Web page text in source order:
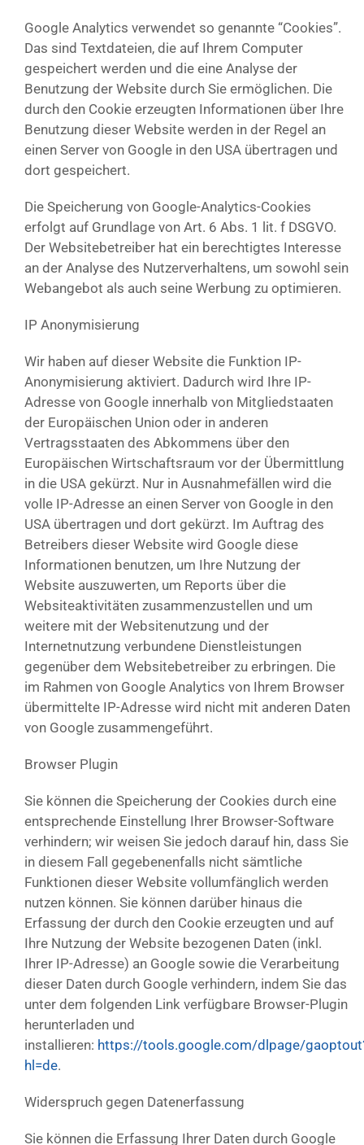
Google Analytics verwendet so genannte “Cookies”.
Das sind Textdateien, die auf Ihrem Computer
gespeichert werden und die eine Analyse der
Benutzung der Website durch Sie ermöglichen. Die
durch den Cookie erzeugten Informationen über Ihre
Benutzung dieser Website werden in der Regel an
einen Server von Google in den USA übertragen und
dort gespeichert.
Die Speicherung von Google-Analytics-Cookies
erfolgt auf Grundlage von Art. 6 Abs. 1 lit. f DSGVO.
Der Websitebetreiber hat ein berechtigtes Interesse
an der Analyse des Nutzerverhaltens, um sowohl sein
Webangebot als auch seine Werbung zu optimieren.
IP Anonymisierung
Wir haben auf dieser Website die Funktion IP-
Anonymisierung aktiviert. Dadurch wird Ihre IP-
Adresse von Google innerhalb von Mitgliedstaaten
der Europäischen Union oder in anderen
Vertragsstaaten des Abkommens über den
Europäischen Wirtschaftsraum vor der Übermittlung
in die USA gekürzt. Nur in Ausnahmefällen wird die
volle IP-Adresse an einen Server von Google in den
USA übertragen und dort gekürzt. Im Auftrag des
Betreibers dieser Website wird Google diese
Informationen benutzen, um Ihre Nutzung der
Website auszuwerten, um Reports über die
Websiteaktivitäten zusammenzustellen und um
weitere mit der Websitenutzung und der
Internetnutzung verbundene Dienstleistungen
gegenüber dem Websitebetreiber zu erbringen. Die
im Rahmen von Google Analytics von Ihrem Browser
übermittelte IP-Adresse wird nicht mit anderen Daten
von Google zusammengeführt.
Browser Plugin
Sie können die Speicherung der Cookies durch eine
entsprechende Einstellung Ihrer Browser-Software
verhindern; wir weisen Sie jedoch darauf hin, dass Sie
in diesem Fall gegebenenfalls nicht sämtliche
Funktionen dieser Website vollumfänglich werden
nutzen können. Sie können darüber hinaus die
Erfassung der durch den Cookie erzeugten und auf
Ihre Nutzung der Website bezogenen Daten (inkl.
Ihrer IP-Adresse) an Google sowie die Verarbeitung
dieser Daten durch Google verhindern, indem Sie das
unter dem folgenden Link verfügbare Browser-Plugin
herunterladen und
installieren: https://tools.google.com/dlpage/
hl=de.
Widerspruch gegen Datenerfassung
Sie können die Erfassung Ihrer Daten durch Google